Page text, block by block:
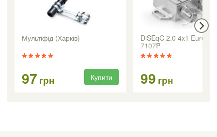
Мультіфід (Харків)
97 грн Купити
DiSEqC 2.0 4x1
7107P
99 грн